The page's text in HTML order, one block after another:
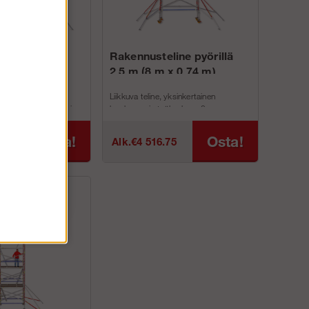
lavaleveys ja
Osta!
Rakennusteline pyörillä
2,5 m (8 m x 0,74 m)
Liikkuva teline, yksinkertainen
lavaleveys ja työkorkeus 8 m.
Alk.€4 516.75 Osta!